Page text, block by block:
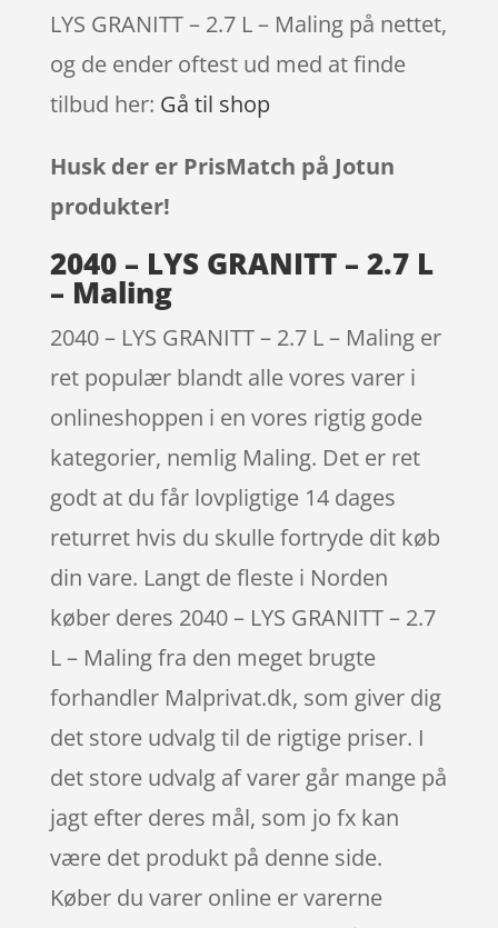
LYS GRANITT – 2.7 L – Maling på nettet,
og de ender oftest ud med at finde
tilbud her: Gå til shop
Husk der er PrisMatch på Jotun
produkter!
2040 – LYS GRANITT – 2.7 L
– Maling
2040 – LYS GRANITT – 2.7 L – Maling er
ret populær blandt alle vores varer i
onlineshoppen i en vores rigtig gode
kategorier, nemlig Maling. Det er ret
godt at du får lovpligtige 14 dages
returret hvis du skulle fortryde dit køb
din vare. Langt de fleste i Norden
køber deres 2040 – LYS GRANITT – 2.7
L – Maling fra den meget brugte
forhandler Malprivat.dk, som giver dig
det store udvalg til de rigtige priser. I
det store udvalg af varer går mange på
jagt efter deres mål, som jo fx kan
være det produkt på denne side.
Køber du varer online er varerne